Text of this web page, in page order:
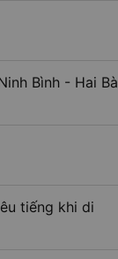
Bình - Hai Bà
tiếng khi di